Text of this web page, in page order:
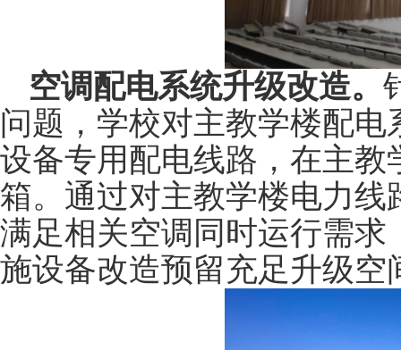
空调配电系统升级改造。
问题， 学校对主教学楼配电
设备专用配电线路 ， 在主教
箱。通过对主教学楼电力
满足相关空调同时运行需求
施设备改造预留充足升级空